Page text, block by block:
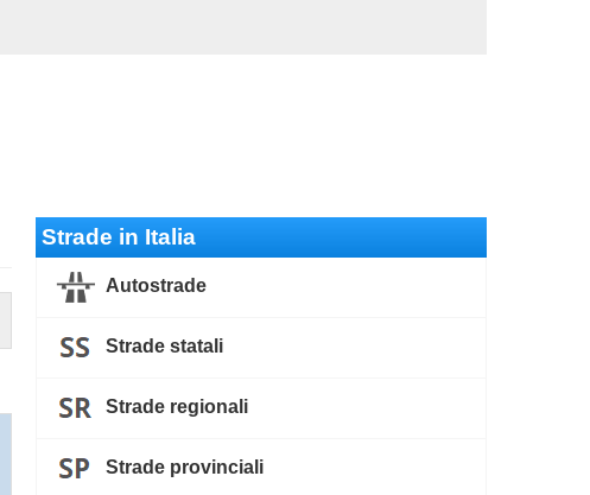
Strade in Italia
Autostrade
Strade statali
Strade regionali
Strade provinciali